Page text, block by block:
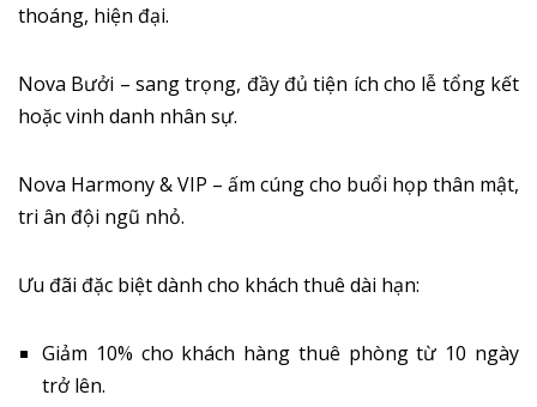
thoáng, hiện đại.
Nova Bưởi – sang trọng, đầy đủ tiện ích cho lễ tổng kết
hoặc vinh danh nhân sự.
Nova Harmony & VIP – ấm cúng cho buổi họp thân mật,
tri ân đội ngũ nhỏ.
Ưu đãi đặc biệt dành cho khách thuê dài hạn:
Giảm 10% cho khách hàng thuê phòng từ 10 ngày
trở lên.